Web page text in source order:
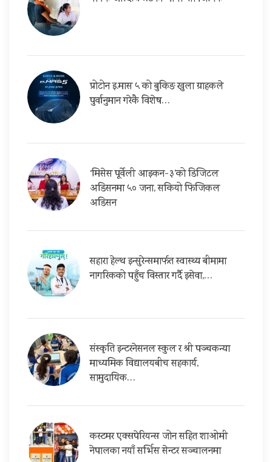
प्रोटोन इ.मास ५ को बुकिङ खुला ग्राहकले
पुर्वानुमान गरेकै विशेष…
‘मिसेस पूर्वेली आइकन-३’को डिजिटल
अडिसनमा ५० जना, सकियो फिजिकल
अडिसन
सहारा हेल्थ इन्सुरेन्समार्फत स्वास्थ्य बीमामा
नागरिकको पहुँच विस्तार गर्दै इसेवा,…
संस्कृति इन्टरनेसनल स्कुल र श्री पञ्चकन्या
माध्यमिक विद्यालयबीच सहकार्य,
सामुदायिक…
कस्टमर एक्सपेरियन्स जोन सहित शाओमी
नेपालका नयाँ सर्भिस सेन्टर सञ्चालनमा